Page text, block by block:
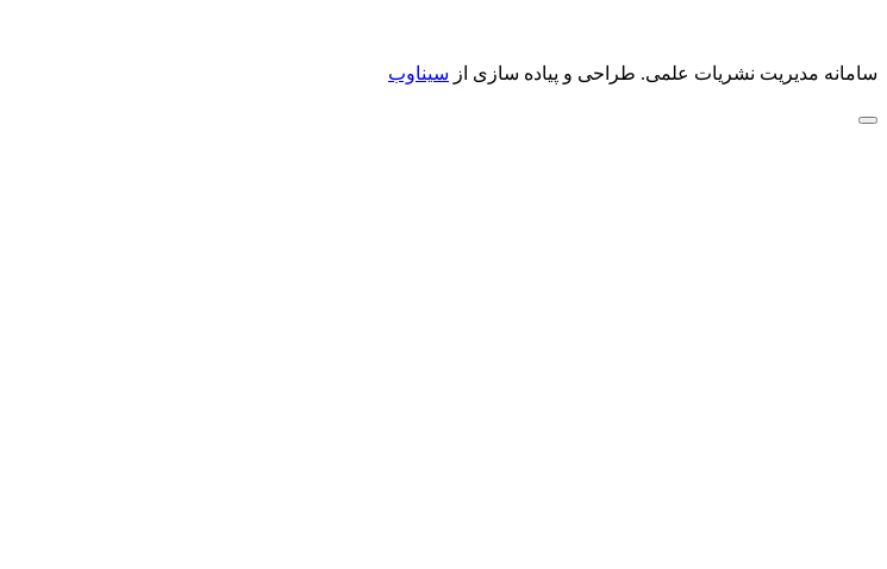
سامانه مدیریت نشریات علمی. طراحی و پیاده سازی از سیناوب